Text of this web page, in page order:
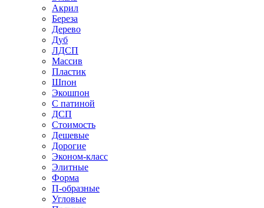
Акрил
Береза
Дерево
Дуб
ЛДСП
Массив
Пластик
Шпон
Экошпон
С патиной
ДСП
Стоимость
Дешевые
Дорогие
Эконом-класс
Элитные
Форма
П-образные
Угловые